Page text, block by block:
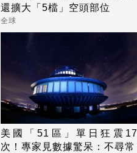
還擴大「5檔」空頭部位
全球
美國「51區」單日狂震17
次！專家見數據驚呆：不尋常